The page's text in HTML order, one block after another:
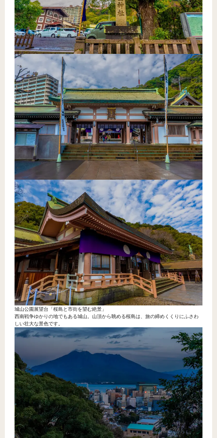
城山公園展望台「桜島と市街を望む絶景」
西南戦争ゆかりの地でもある城山。山頂から眺める桜島は、旅の締めくくりにふさわ
しい壮大な景色です。